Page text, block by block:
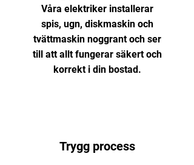
Våra elektriker installerar
spis, ugn, diskmaskin och
tvättmaskin noggrant och ser
till att allt fungerar säkert och
korrekt i din bostad.
Trygg process